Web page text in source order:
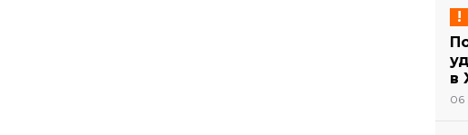
в
06